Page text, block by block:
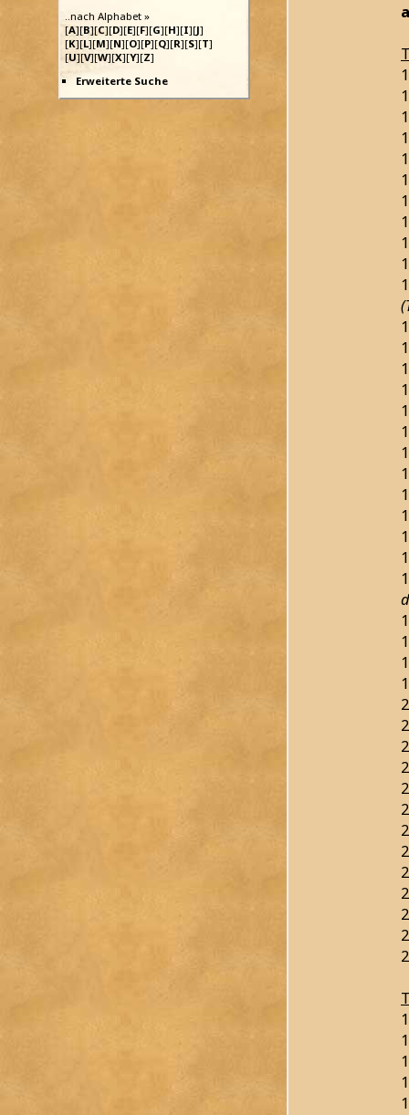
..nach Alphabet »
[A][B][C][D][E][F][G][H][I][J]
[K][L][M][N][O][P][Q][R][S][T]
[U][V][W][X][Y][Z]
Erweiterte Suche